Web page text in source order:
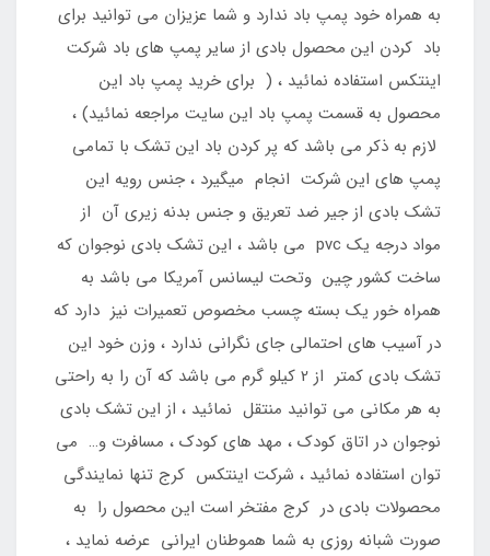
به همراه خود پمپ باد ندارد و شما عزیزان می توانید برای
باد کردن این محصول بادی از سایر پمپ های باد شرکت
اینتکس استفاده نمائید ، ( برای خرید پمپ باد این
محصول به قسمت پمپ باد این سایت مراجعه نمائید) ،
لازم به ذکر می باشد که پر کردن باد این تشک با تمامی
پمپ های این شرکت انجام میگیرد ، جنس رویه این
تشک بادی از جیر ضد تعریق و جنس بدنه زیری آن از
مواد درجه یک pvc می باشد ، این تشک بادی نوجوان که
ساخت کشور چین وتحت لیسانس آمریکا می باشد به
همراه خور یک بسته چسب مخصوص تعمیرات نیز دارد که
در آسیب های احتمالی جای نگرانی ندارد ، وزن خود این
تشک بادی کمتر از 2 کیلو گرم می باشد که آن را به راحتی
به هر مکانی می توانید منتقل نمائید ، از این تشک بادی
نوجوان در اتاق کودک ، مهد های کودک ، مسافرت و… می
توان استفاده نمائید ، شرکت اینتکس کرج تنها نمایندگی
محصولات بادی در کرج مفتخر است این محصول را به
صورت شبانه روزی به شما هموطنان ایرانی عرضه نماید ،